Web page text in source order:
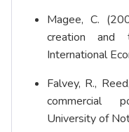
Magee, C.
creation and
International
Falvey, R.,
commercial
University of